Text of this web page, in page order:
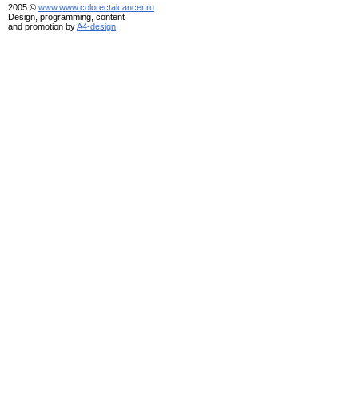
2005 © www.www.colorectalcancer.ru
Design, programming, content
and promotion byA4-design